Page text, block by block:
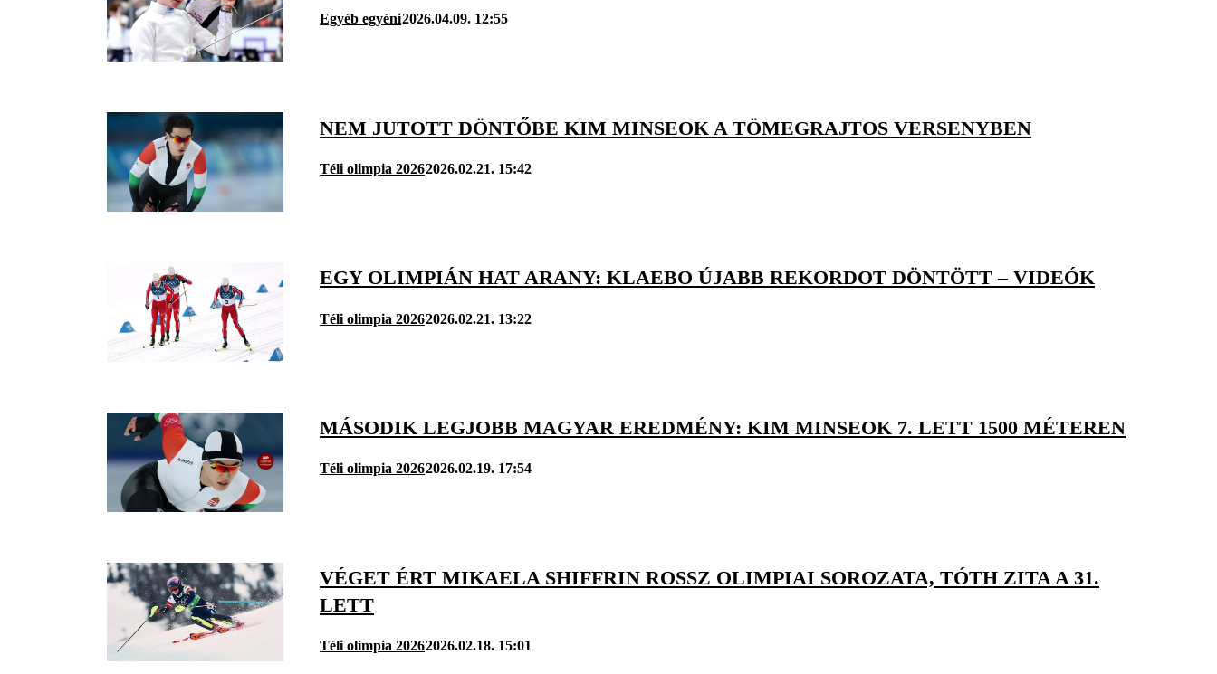
Egyéb egyéni2026.04.09. 12:55
NEM JUTOTT DÖNTŐBE KIM MINSEOK A TÖMEGRAJTOS VERSENYBEN
Téli olimpia 20262026.02.21. 15:42
EGY OLIMPIÁN HAT ARANY: KLAEBO ÚJABB REKORDOT DÖNTÖTT – VIDEÓK
Téli olimpia 20262026.02.21. 13:22
MÁSODIK LEGJOBB MAGYAR EREDMÉNY: KIM MINSEOK 7. LETT 1500 MÉTEREN
Téli olimpia 20262026.02.19. 17:54
VÉGET ÉRT MIKAELA SHIFFRIN ROSSZ OLIMPIAI SOROZATA, TÓTH ZITA A 31.
LETT
Téli olimpia 20262026.02.18. 15:01